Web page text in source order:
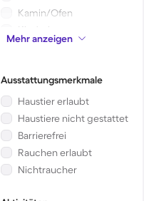
Kamin/Ofen
Kinderbett
Whirlpool
Mehr anzeigen
Ausstattungsmerkmale
Haustier erlaubt
Haustiere nicht gestattet
Barrierefrei
Rauchen erlaubt
Nichtraucher